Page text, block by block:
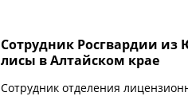
Сотрудник Росгвардии из
лисы в Алтайском крае
Сотрудник отделения